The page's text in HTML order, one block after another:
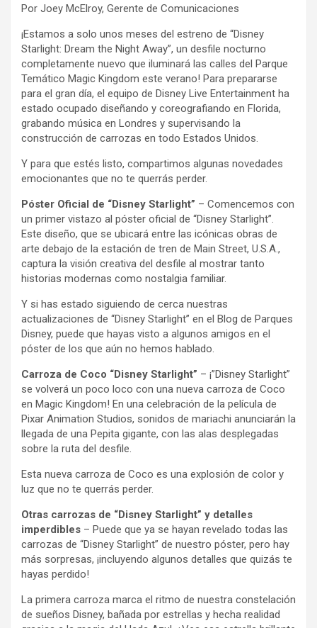
Por Joey McElroy, Gerente de Comunicaciones
¡Estamos a solo unos meses del estreno de “Disney
Starlight: Dream the Night Away”, un desfile nocturno
completamente nuevo que iluminará las calles del Parque
Temático Magic Kingdom este verano! Para prepararse
para el gran día, el equipo de Disney Live Entertainment ha
estado ocupado diseñando y coreografiando en Florida,
grabando música en Londres y supervisando la
construcción de carrozas en todo Estados Unidos.
Y para que estés listo, compartimos algunas novedades
emocionantes que no te querrás perder.
Póster Oficial de “Disney Starlight” – Comencemos con
un primer vistazo al póster oficial de “Disney Starlight”.
Este diseño, que se ubicará entre las icónicas obras de
arte debajo de la estación de tren de Main Street, U.S.A.,
captura la visión creativa del desfile al mostrar tanto
historias modernas como nostalgia familiar.
Y si has estado siguiendo de cerca nuestras
actualizaciones de “Disney Starlight” en el Blog de Parques
Disney, puede que hayas visto a algunos amigos en el
póster de los que aún no hemos hablado.
Carroza de Coco “Disney Starlight” – ¡”Disney Starlight”
se volverá un poco loco con una nueva carroza de Coco
en Magic Kingdom! En una celebración de la película de
Pixar Animation Studios, sonidos de mariachi anunciarán la
llegada de una Pepita gigante, con las alas desplegadas
sobre la ruta del desfile.
Esta nueva carroza de Coco es una explosión de color y
luz que no te querrás perder.
Otras carrozas de “Disney Starlight” y detalles
imperdibles – Puede que ya se hayan revelado todas las
carrozas de “Disney Starlight” de nuestro póster, pero hay
más sorpresas, ¡incluyendo algunos detalles que quizás te
hayas perdido!
La primera carroza marca el ritmo de nuestra constelación
de sueños Disney, bañada por estrellas y hecha realidad